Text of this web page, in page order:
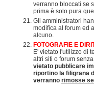
verranno bloccati se
prima è solo pura
Gli amministratori
modifica al forum ed
alcuno.
FOTOGRAFIE E
E' vietato l'utilizzo di
altri siti o forum
vietato pubblicare
riportino la filigrana
verranno rimosse